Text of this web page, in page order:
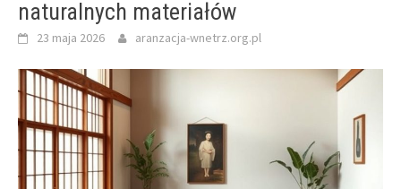
naturalnych materiałów
23 maja 2026 aranzacja-wnetrz.org.pl